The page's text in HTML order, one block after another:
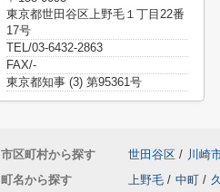
東京都世田谷区上野毛１丁目22番
17号
TEL/03-6432-2863
FAX/-
東京都知事 (3) 第95361号
市区町村から探す 世田谷区 / 川崎
町名から探す
上野毛 / 中町 /